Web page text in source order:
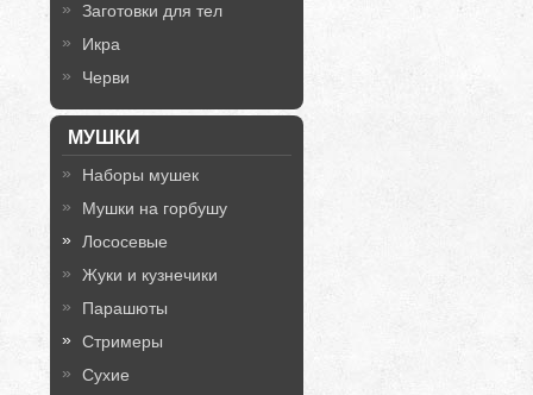
Заготовки для тел
Икра
Черви
МУШКИ
Наборы мушек
Мушки на горбушу
Лососевые
Жуки и кузнечики
Парашюты
Стримеры
Сухие